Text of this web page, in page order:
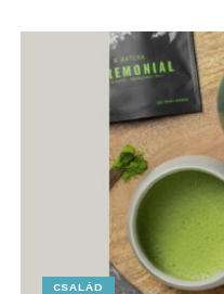
CSALÁD